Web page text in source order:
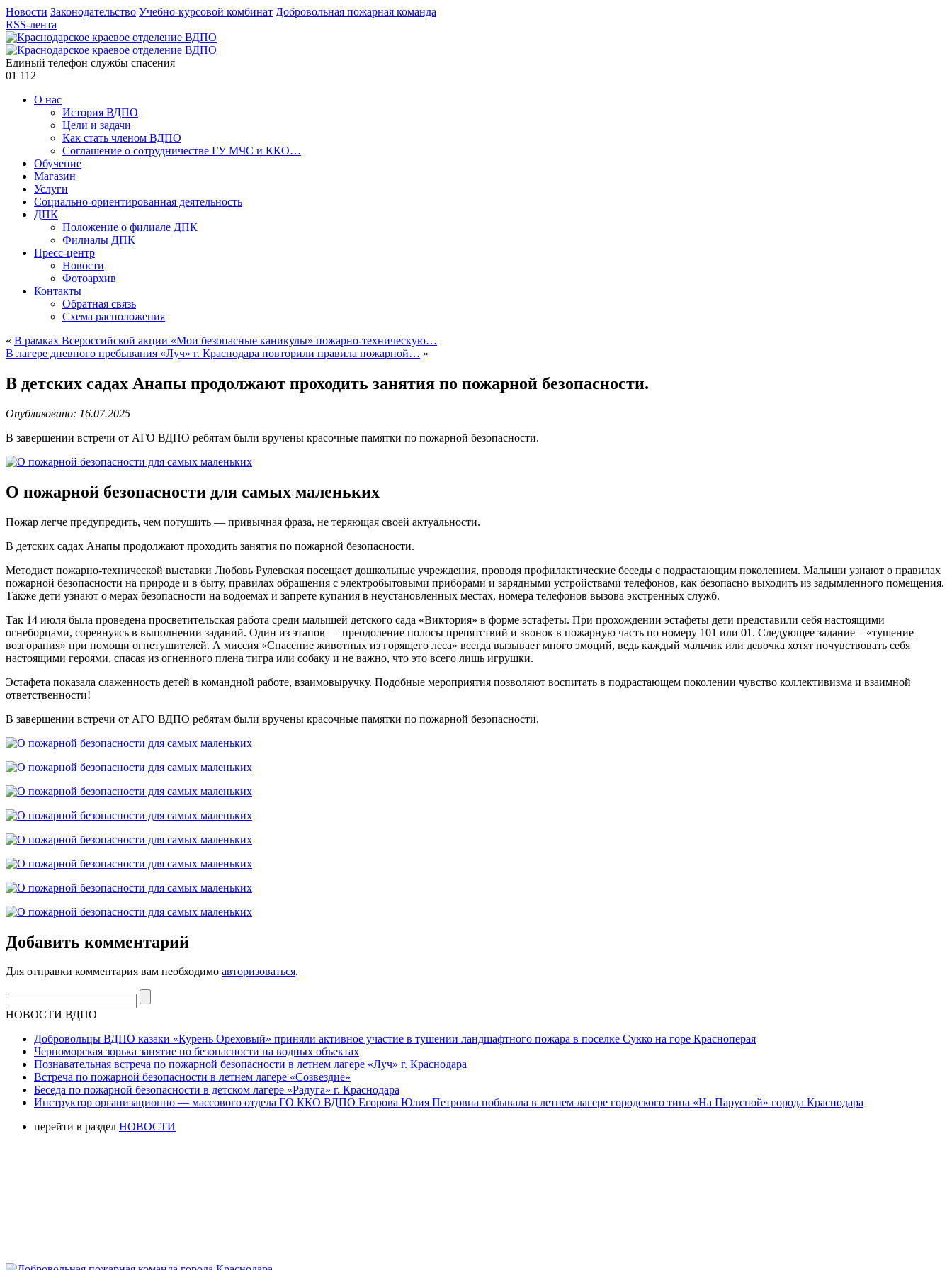
Новости Законодательство Учебно-курсовой комбинат Добровольная пожарная команда
RSS-лента
Единый телефон службы спасения
01 112
О нас
История ВДПО
Цели и задачи
Как стать членом ВДПО
Соглашение о сотрудничестве ГУ МЧС и ККО…
Обучение
Магазин
Услуги
Социально-ориентированная деятельность
ДПК
Положение о филиале ДПК
Филиалы ДПК
Пресс-центр
Новости
Фотоархив
Контакты
Обратная связь
Схема расположения
« В рамках Всероссийской акции «Мои безопасные каникулы» пожарно-техническую…
В лагере дневного пребывания «Луч» г. Краснодара повторили правила пожарной… »
В детских садах Анапы продолжают проходить занятия по пожарной безопасности.
Опубликовано: 16.07.2025
В завершении встречи от АГО ВДПО ребятам были вручены красочные памятки по пожарной безопасности.
О пожарной безопасности для самых маленьких
Пожар легче предупредить, чем потушить — привычная фраза, не теряющая своей актуальности.
В детских садах Анапы продолжают проходить занятия по пожарной безопасности.
Методист пожарно-технической выставки Любовь Рулевская посещает дошкольные учреждения, проводя профилактические беседы с подрастающим поколением. Малыши узнают о правилах
пожарной безопасности на природе и в быту, правилах обращения с электробытовыми приборами и зарядными устройствами телефонов, как безопасно выходить из задымленного помещения.
Также дети узнают о мерах безопасности на водоемах и запрете купания в неустановленных местах, номера телефонов вызова экстренных служб.
Так 14 июля была проведена просветительская работа среди малышей детского сада «Виктория» в форме эстафеты. При прохождении эстафеты дети представили себя настоящими
огнеборцами, соревнуясь в выполнении заданий. Один из этапов — преодоление полосы препятствий и звонок в пожарную часть по номеру 101 или 01. Следующее задание – «тушение
возгорания» при помощи огнетушителей. А миссия «Спасение животных из горящего леса» всегда вызывает много эмоций, ведь каждый мальчик или девочка хотят почувствовать себя
настоящими героями, спасая из огненного плена тигра или собаку и не важно, что это всего лишь игрушки.
Эстафета показала слаженность детей в командной работе, взаимовыручку. Подобные мероприятия позволяют воспитать в подрастающем поколении чувство коллективизма и взаимной
ответственности!
В завершении встречи от АГО ВДПО ребятам были вручены красочные памятки по пожарной безопасности.
Добавить комментарий
Для отправки комментария вам необходимо авторизоваться.
НОВОСТИ ВДПО
Добровольцы ВДПО казаки «Курень Ореховый» приняли активное участие в тушении ландшафтного пожара в поселке Сукко на горе Красноперая
Черноморская зорька занятие по безопасности на водных объектах
Познавательная встреча по пожарной безопасности в летнем лагере «Луч» г. Краснодара
Встреча по пожарной безопасности в летнем лагере «Созвездие»
Беседа по пожарной безопасности в детском лагере «Радуга» г. Краснодара
Инструктор организационно — массового отдела ГО ККО ВДПО Егорова Юлия Петровна побывала в летнем лагере городского типа «На Парусной» города Краснодара
перейти в раздел НОВОСТИ